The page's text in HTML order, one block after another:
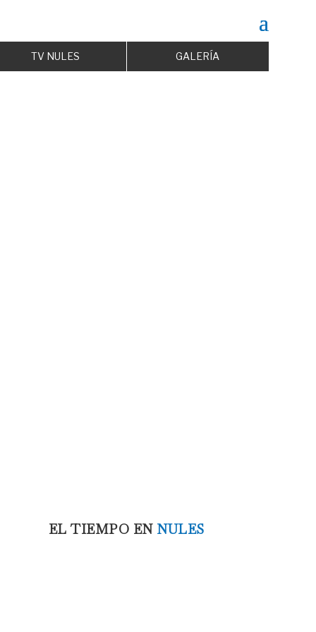
TV NULES GALERÍA
un incendio:
EL TIEMPO EN NULES